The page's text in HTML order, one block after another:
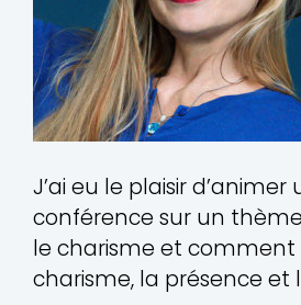
J’ai eu le plaisir d’animer
conférence sur un
le charisme et comment
charisme, la présence et